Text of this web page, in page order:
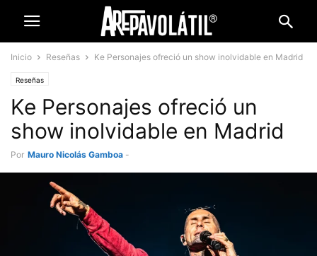
Inicio Reseñas Ke Personajes ofreció un show inolvidable en Madrid
Reseñas
Ke Personajes ofreció un
show inolvidable en Madrid
Por Mauro Nicolás Gamboa -